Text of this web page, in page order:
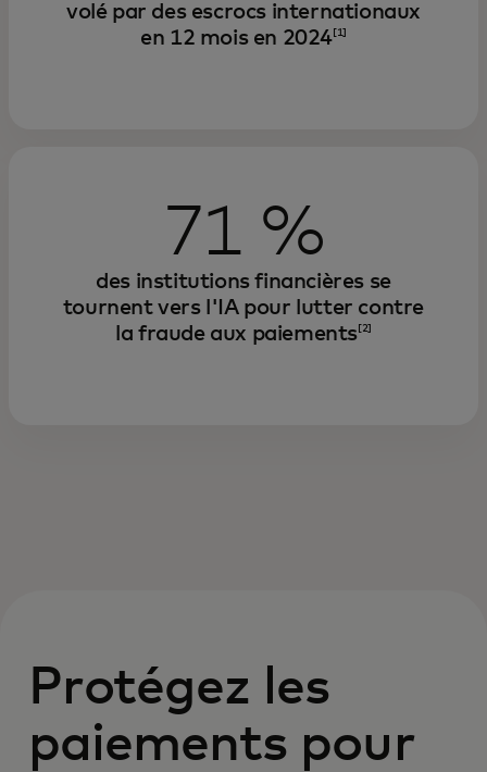
volé par des escrocs internationaux
en 12 mois en 2024 [1]
71 %
des institutions financières se
tournent vers l'IA pour lutter contre
la fraude aux paiements [2]
Protégez les
paiements pour